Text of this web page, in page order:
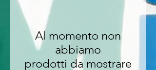
Al momento non
abbiamo
prodotti da mostrare